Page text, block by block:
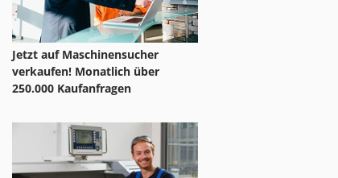
Jetzt auf Maschinensucher
verkaufen! Monatlich über
250.000 Kaufanfragen